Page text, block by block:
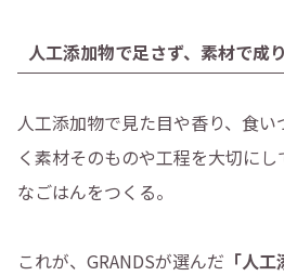
人工添加物で足さず、素材で成
人工添加物で見た目や香り、食
く素材そのものや工程を大切に
なごはんをつくる。
これが、GRANDSが選んだ 「人